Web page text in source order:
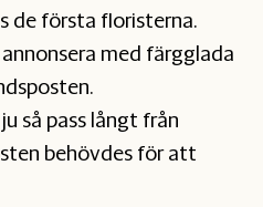
de första floristerna.
med färgglada
så pass långt från
behövdes för att